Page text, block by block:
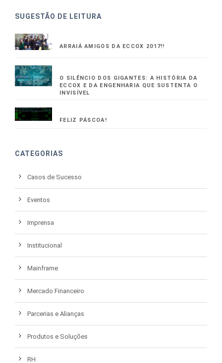
SUGESTÃO DE LEITURA
ARRAIÁ AMIGOS DA ECCOX 2017!!
O SILÊNCIO DOS GIGANTES: A HISTÓRIA DA
ECCOX E DA ENGENHARIA QUE SUSTENTA O
INVISÍVEL
FELIZ PÁSCOA!
CATEGORIAS
Casos de Sucesso
Eventos
Imprensa
Institucional
Mainframe
Mercado Financeiro
Parcerias e Alianças
Produtos e Soluções
RH